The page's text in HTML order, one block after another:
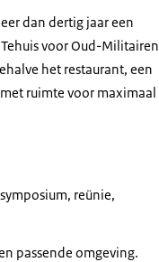
dan dertig jaar een
voor Oud-Militairen
het restaurant, een
ruimte voor maximaal
reünie,
passende omgeving.